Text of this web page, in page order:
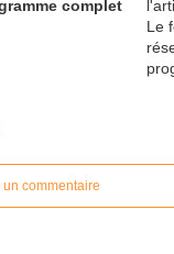
complet
un commentaire